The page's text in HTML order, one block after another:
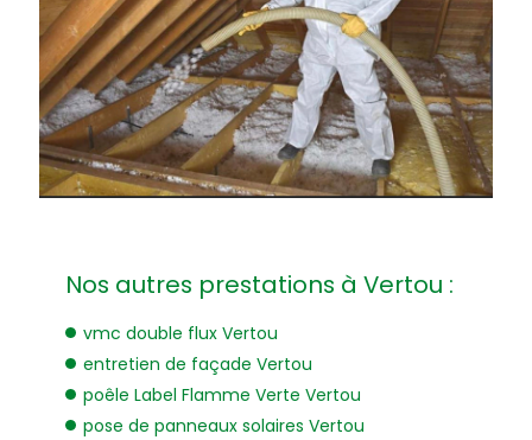
Nos autres prestations à Vertou :
vmc double flux Vertou
entretien de façade Vertou
poêle Label Flamme Verte Vertou
pose de panneaux solaires Vertou